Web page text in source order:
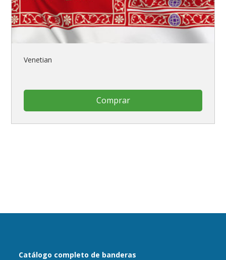
Venetian
Comprar
Catálogo completo de banderas